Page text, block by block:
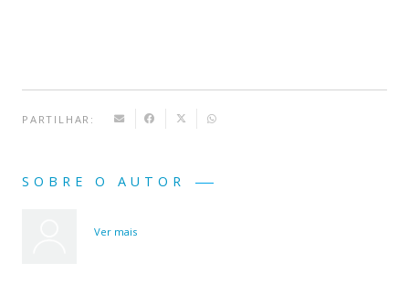
PARTILHAR:
SOBRE O AUTOR
Ver mais